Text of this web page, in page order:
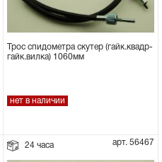
Трос спидометра скутер (гайк.квадр-
гайк.вилка) 1060мм
нет в наличии
24 часа арт. 56467